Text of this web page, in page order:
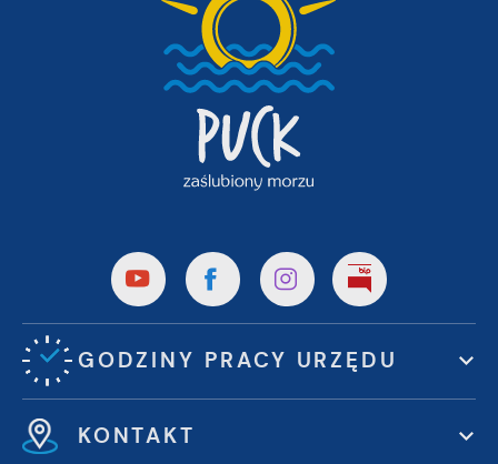
GODZINY PRACY URZĘDU
KONTAKT